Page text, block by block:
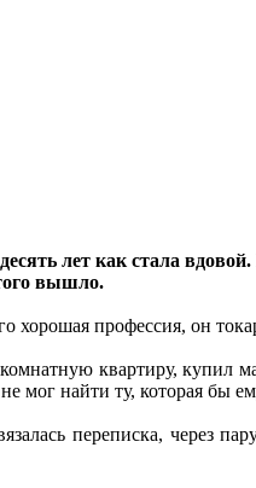
лет как стала вдовой.
вышло.
хорошая профессия, он
квартиру, купил
мог найти ту, которая бы
переписка, через